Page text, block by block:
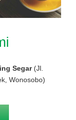
Segar(Jl.
Wonosobo)